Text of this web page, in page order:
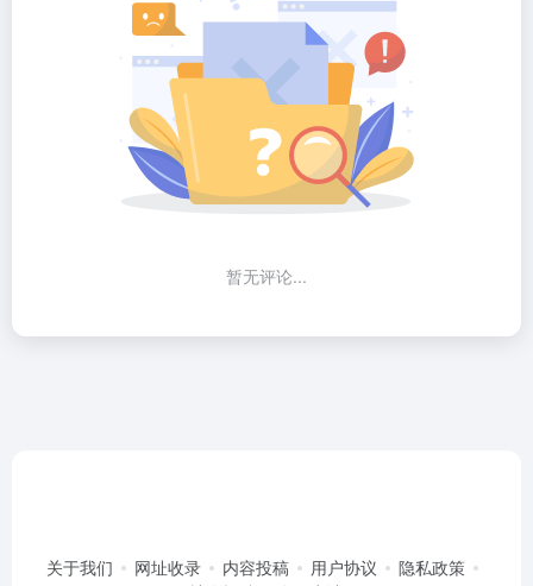
暂无评论...
关于我们 网址收录 内容投稿 用户协议
隐私政策